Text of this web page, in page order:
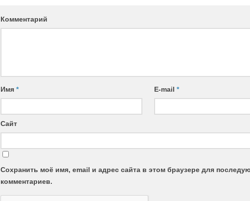
Комментарий
Имя * E-mail*
Сайт
Сохранить моё имя, email и адрес сайта в этом браузере для
комментариев.